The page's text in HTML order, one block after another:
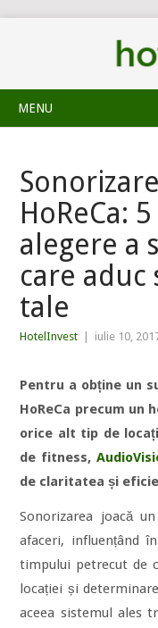
MENU
HoReCa:
alegere a
care aduc
tale
HotelInvest iulie 10,
Pentru a obține un
HoReCa precum un
orice alt tip de
de fitness,
de claritatea și
Sonorizarea joacă
afaceri, influențând
timpului petrecut de
locației și
aceea sistemul ales